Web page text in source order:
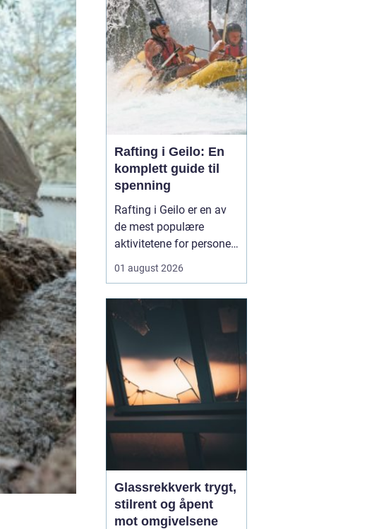
og inngangspartier åpne
og trygge. For eiere av
borettslag, sameier,
næringsb...
Rafting i Geilo: En
komplett guide til
spenning
Rafting i Geilo er en av
de mest populære
aktivitetene for personer
kombinasjon av
storslåtte
naturopplevelser i den
norske fjellheimen.
Aktiviteten går ut på å
manøvre...
01 august 2026
Glassrekkverk trygt,
stilrent og åpent
mot omgivelsene